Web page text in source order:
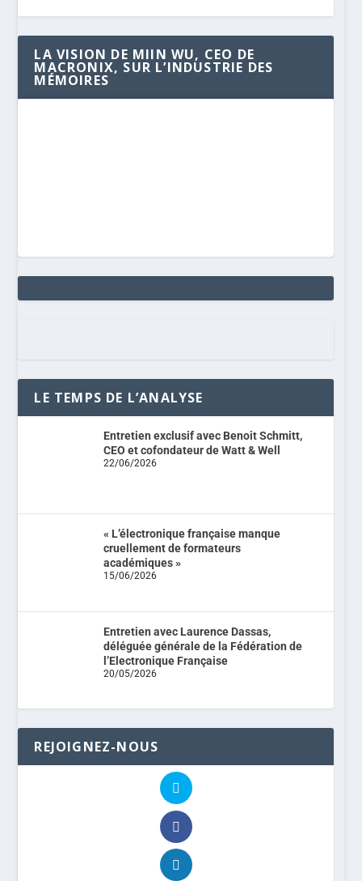
LA VISION DE MIIN WU, CEO DE
MACRONIX, SUR L’INDUSTRIE DES
MÉMOIRES
LE TEMPS DE L’ANALYSE
Entretien exclusif avec Benoit Schmitt,
CEO et cofondateur de Watt & Well
22/06/2026
« L’électronique française manque
cruellement de formateurs
académiques »
15/06/2026
Entretien avec Laurence Dassas,
déléguée générale de la Fédération de
l’Electronique Française
20/05/2026
REJOIGNEZ-NOUS